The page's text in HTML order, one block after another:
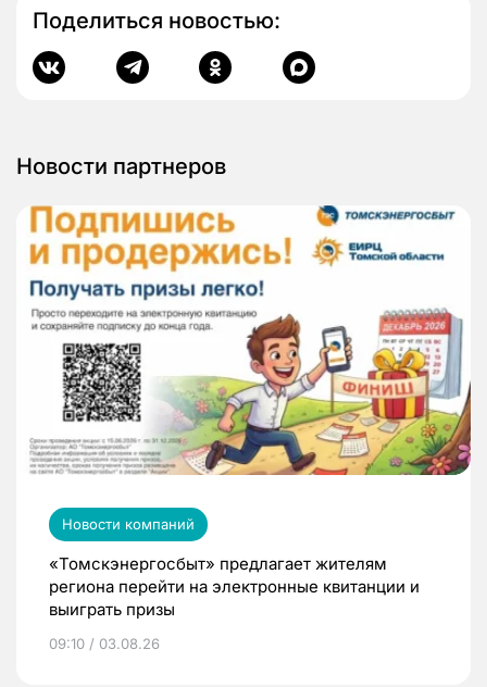
Поделиться новостью:
Новости партнеров
Новости компаний
«Томскэнергосбыт» предлагает жителям
региона перейти на электронные квитанции и
выиграть призы
09:10 / 03.08.26